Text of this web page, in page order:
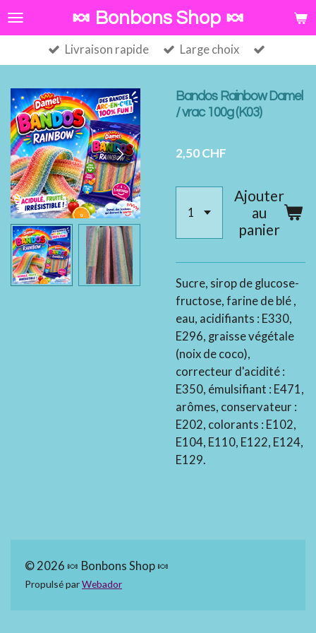
Passer
au
contenu
principal
🍬 Bonbons Shop 🍬
Livraison rapide Large choix
Bandos Rainbow Damel
/ vrac 100g (K03)
2,50 CHF
Ajouter
au
panier
Sucre, sirop de glucose-
fructose, farine de blé ,
eau, acidifiants : E330,
E296, graisse végétale
(noix de coco),
correcteur d'acidité :
E350, émulsifiant : E471,
arômes, conservateur :
E202, colorants : E102,
E104, E110, E122, E124,
E129.
© 2026 🍬 Bonbons Shop 🍬
Propulsé parWebador